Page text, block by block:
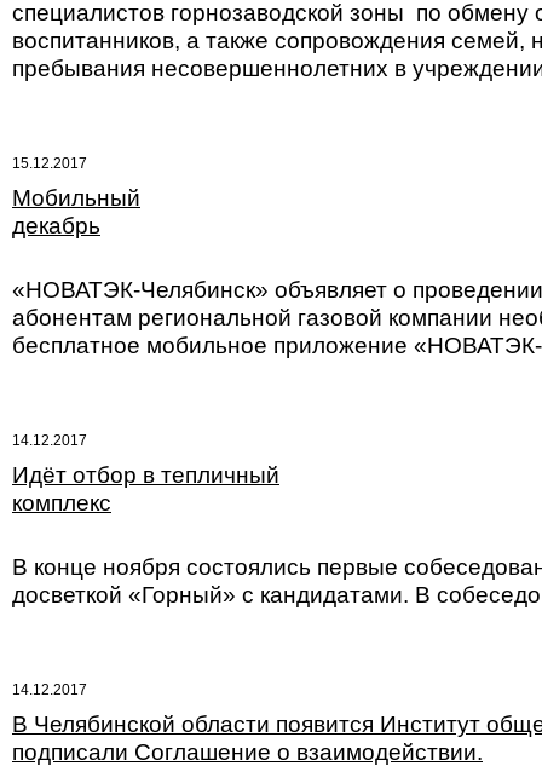
специалистов горнозаводской зоны по
воспитанников, а также сопровождения
пребывания несовершеннолетних в
15.12.2017
Мобильный
декабрь
«НОВАТЭК-Челябинск» объявляет о
абонентам региональной газовой компании
бесплатное мобильное приложение
14.12.2017
Идёт отбор в тепличный
комплекс
В конце ноября состоялись первые
досветкой «Горный» с кандидатами. В
14.12.2017
В Челябинской области появится Институт
подписали Соглашение о взаимодействии.